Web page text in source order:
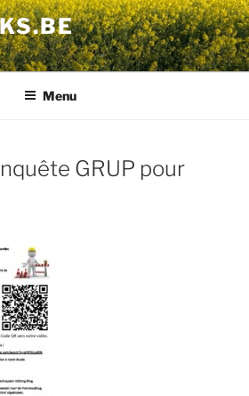
Menu
GRUP pour